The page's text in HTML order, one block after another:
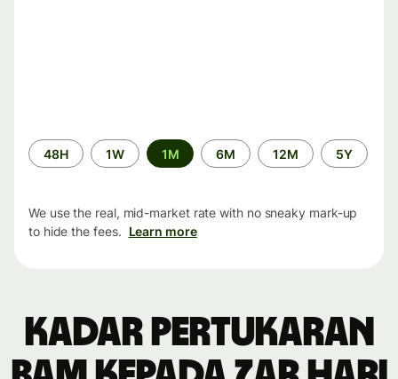
Time
period
48H 1W 1M 6M 12M 5Y
We use the real, mid-market rate with no sneaky mark-up
to hide the fees. Learn more
Kadar pertukaran